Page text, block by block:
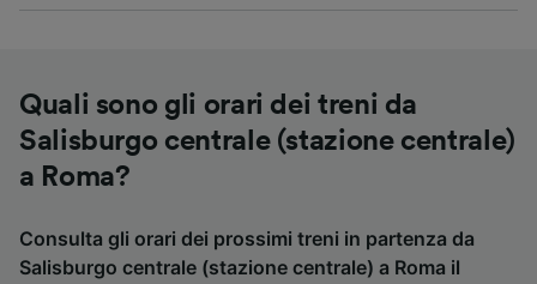
Quali sono gli orari dei treni da
Salisburgo centrale (stazione centrale)
a Roma?
Consulta gli orari dei prossimi treni in partenza da
Salisburgo centrale (stazione centrale) a Roma il